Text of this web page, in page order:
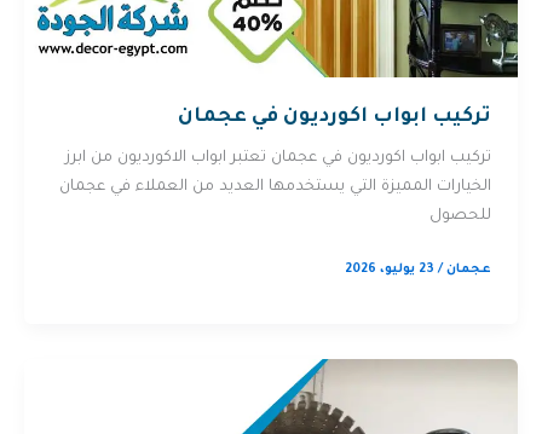
تركيب ابواب اكورديون في عجمان
تركيب ابواب اكورديون في عجمان تعتبر ابواب الاكورديون من ابرز
الخيارات المميزة التي يستخدمها العديد من العملاء في عجمان
للحصول
عجمان/ 23 يوليو، 2026